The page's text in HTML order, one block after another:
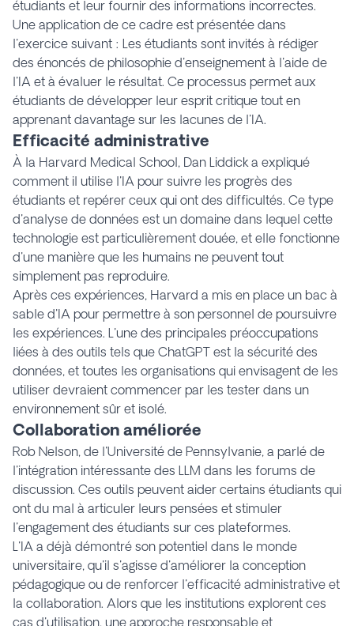
étudiants et leur fournir des informations incorrectes.
Une application de ce cadre est présentée dans
l'exercice suivant : Les étudiants sont invités à rédiger
des énoncés de philosophie d'enseignement à l'aide de
l'IA et à évaluer le résultat. Ce processus permet aux
étudiants de développer leur esprit critique tout en
apprenant davantage sur les lacunes de l'IA.
Efficacité administrative
À la Harvard Medical School, Dan Liddick a expliqué
comment il utilise l'IA pour suivre les progrès des
étudiants et repérer ceux qui ont des difficultés. Ce type
d'analyse de données est un domaine dans lequel cette
technologie est particulièrement douée, et elle fonctionne
d'une manière que les humains ne peuvent tout
simplement pas reproduire.
Après ces expériences, Harvard a mis en place un bac à
sable d'IA pour permettre à son personnel de poursuivre
les expériences. L'une des principales préoccupations
liées à des outils tels que ChatGPT est la sécurité des
données, et toutes les organisations qui envisagent de les
utiliser devraient commencer par les tester dans un
environnement sûr et isolé.
Collaboration améliorée
Rob Nelson, de l'Université de Pennsylvanie, a parlé de
l'intégration intéressante des LLM dans les forums de
discussion. Ces outils peuvent aider certains étudiants qui
ont du mal à articuler leurs pensées et stimuler
l'engagement des étudiants sur ces plateformes.
L'IA a déjà démontré son potentiel dans le monde
universitaire, qu'il s'agisse d'améliorer la conception
pédagogique ou de renforcer l'efficacité administrative et
la collaboration. Alors que les institutions explorent ces
cas d'utilisation, une approche responsable et